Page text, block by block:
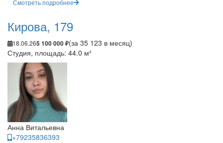
Смотреть подробнее
Кирова, 179
18.06.265 100 000 ₽(за 35 123 в месяц)
Студия, площадь: 44.0 м²
Анна Витальевна
+79235836393